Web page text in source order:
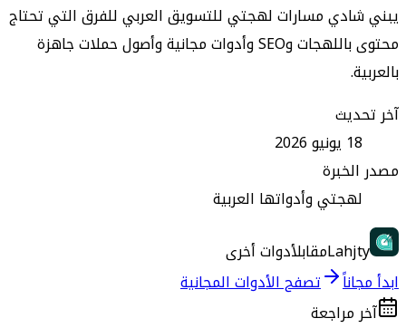
يبني شادي مسارات لهجتي للتسويق العربي للفرق التي تحتاج
محتوى باللهجات وSEO وأدوات مجانية وأصول حملات جاهزة
بالعربية.
آخر تحديث
18 يونيو 2026
مصدر الخبرة
لهجتي وأدواتها العربية
Lahjtyمقابلأدوات أخرى
ابدأ مجاناً
تصفح الأدوات المجانية
آخر مراجعة